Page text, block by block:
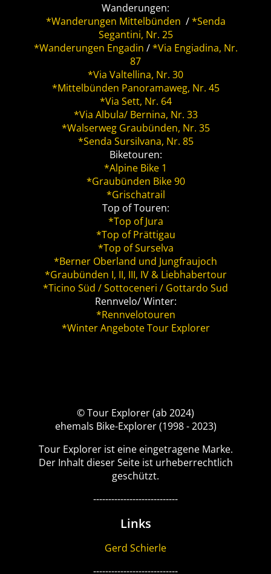
Wanderungen:
*Wanderungen Mittelbünden /*Senda
Segantini, Nr. 25
*Wanderungen Engadin /*Via Engiadina, Nr.
87
*Via Valtellina, Nr. 30
*Mittelbünden Panoramaweg, Nr. 45
*Via Sett, Nr. 64
*Via Albula/ Bernina, Nr. 33
*Walserweg Graubünden, Nr. 35
*Senda Sursilvana, Nr. 85
Biketouren:
*Alpine Bike 1
*Graubünden Bike 90
*Grischatrail
Top of Touren:
*Top of Jura
*Top of Prättigau
*Top of Surselva
*Berner Oberland und Jungfraujoch
*Graubünden I, II, III, IV & Liebhabertour
*Ticino Süd / Sottoceneri / Gottardo Sud
Rennvelo/ Winter:
*Rennvelotouren
*Winter Angebote Tour Explorer
© Tour Explorer (ab 2024)
ehemals Bike-Explorer (1998 - 2023)
Tour Explorer ist eine eingetragene Marke.
Der Inhalt dieser Seite ist urheberrechtlich
geschützt.
----------------------------
Links
Gerd Schierle
----------------------------